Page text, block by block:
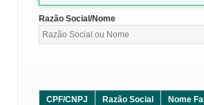
Razão Social/Nome
CPF/CNPJ Razão Social Nome